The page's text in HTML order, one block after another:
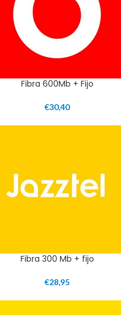
Fibra 600Mb + Fijo
€30,40
Fibra 300 Mb + fijo
€28,95